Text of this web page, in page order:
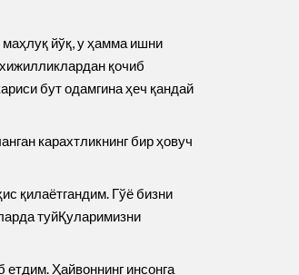
маҳлуқ йўқ, у ҳамма ишни
қочиб
бут одамгина ҳеч қандай
карахтликнинг бир ҳовуч
қилаётгандим. Гўё бизни
туйҚуларимизни
Ҳайвоннинг инсонга